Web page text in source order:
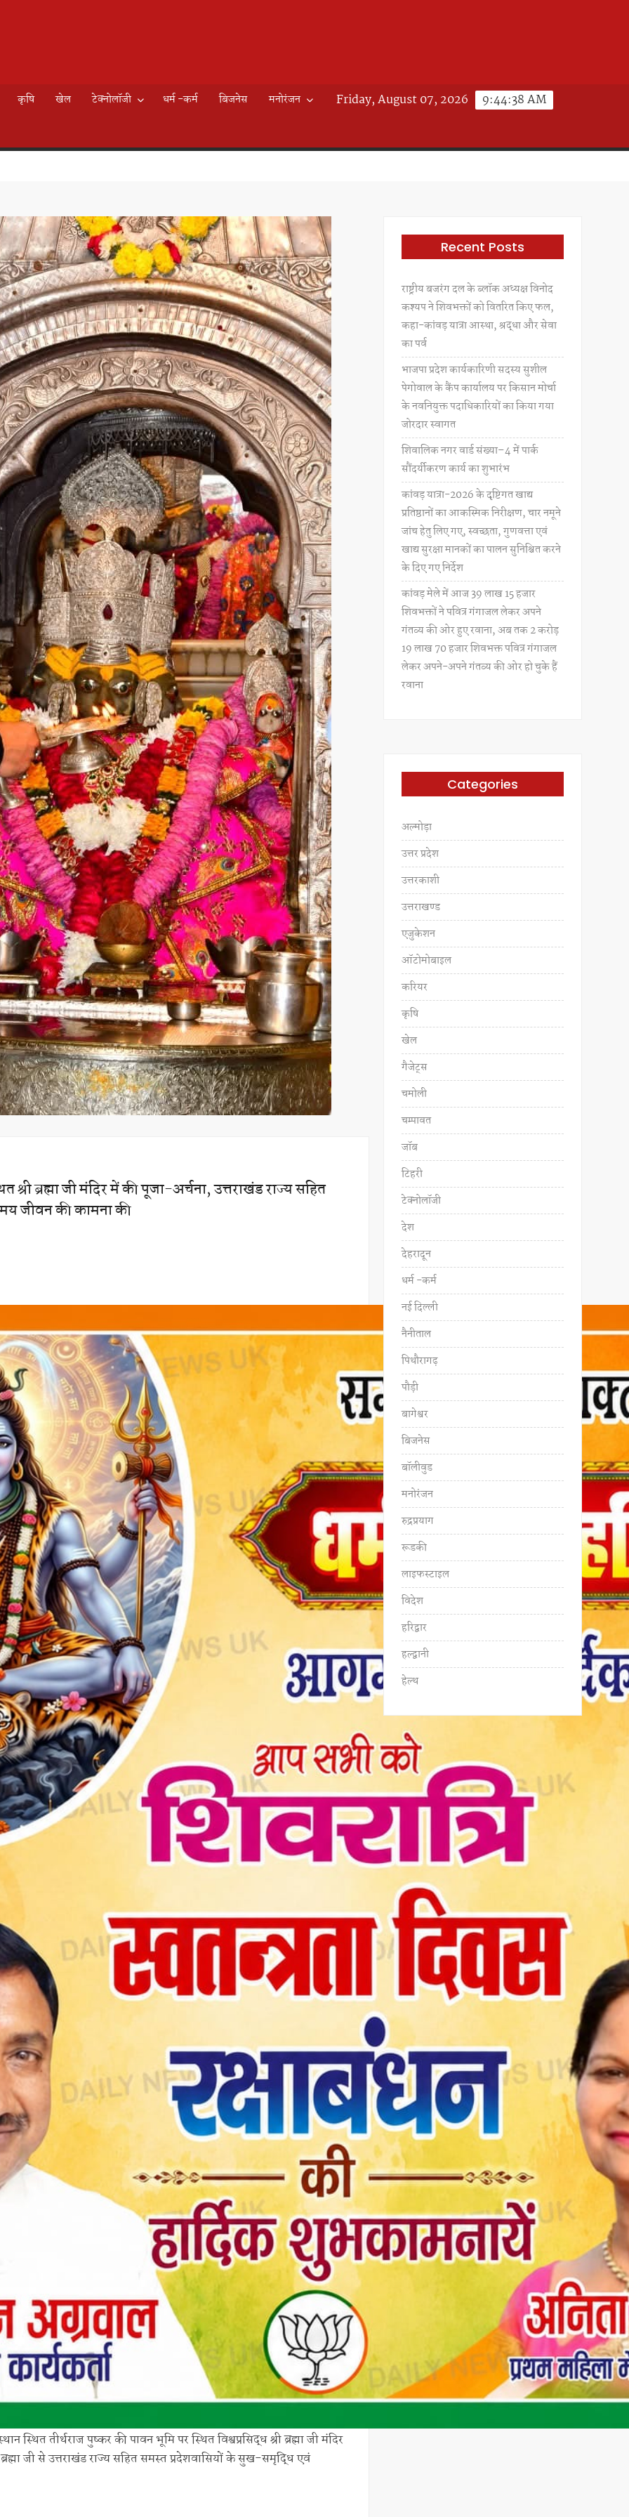
कृषि खेल टेक्नोलॉजी धर्म -कर्म बिजनेस
मनोरंजन
9:44:41 AM
Friday, August 07, 2026
श्री ब्रह्मा जी मंदिर में की पूजा-अर्चना, उत्तराखंड राज्य सहित
जीवन की कामना की
तीर्थराज पुष्कर की पावन भूमि पर स्थित विश्वप्रसिद्ध श्री ब्रह्मा जी मंदिर
जी से उत्तराखंड राज्य सहित समस्त प्रदेशवासियों के सुख-समृद्धि एवं
Recent Posts
राष्ट्रीय बजरंग दल के ब्लॉक अध्यक्ष विनोद
कश्यप ने शिवभक्तों को वितरित किए फल,
कहा-कांवड़ यात्रा आस्था, श्रद्धा और सेवा
का पर्व
भाजपा प्रदेश कार्यकारिणी सदस्य सुशील
पेगोवाल के कैंप कार्यालय पर किसान मोर्चा
के नवनियुक्त पदाधिकारियों का किया गया
जोरदार स्वागत
शिवालिक नगर वार्ड संख्या–4 में पार्क
सौंदर्यीकरण कार्य का शुभारंभ
कांवड़ यात्रा-2026 के दृष्टिगत खाद्य
प्रतिष्ठानों का आकस्मिक निरीक्षण, चार नमूने
जांच हेतु लिए गए, स्वच्छता, गुणवत्ता एवं
खाद्य सुरक्षा मानकों का पालन सुनिश्चित करने
के दिए गए निर्देश
कांवड़ मेले में आज 39 लाख 15 हजार
शिवभक्तों ने पवित्र गंगाजल लेकर अपने
गंतव्य की ओर हुए रवाना, अब तक 2 करोड़
19 लाख 70 हजार शिवभक्त पवित्र गंगाजल
लेकर अपने-अपने गंतव्य की ओर हो चुके हैं
रवाना
Categories
अल्मोड़ा
उत्तर प्रदेश
उत्तरकाशी
उत्तराखण्ड
एजुकेशन
ऑटोमोबाइल
करियर
कृषि
खेल
गैजेट्स
चमोली
चम्पावत
जॉब
टिहरी
टेक्नोलॉजी
देश
देहरादून
धर्म -कर्म
नई दिल्ली
नैनीताल
पिथौरागढ़
पौड़ी
बागेश्वर
बिजनेस
बॉलीवुड
मनोरंजन
रुद्रप्रयाग
रूडकी
लाइफस्टाइल
विदेश
हरिद्वार
हल्द्वानी
हेल्थ